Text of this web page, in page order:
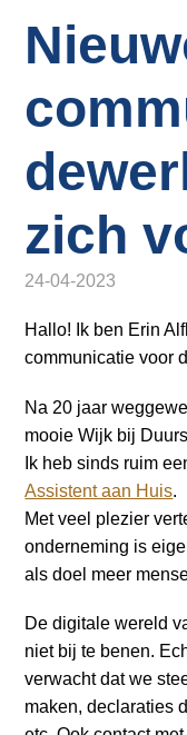
n
a
i
a
i
o
n
u
m
a
o
n
t
e
n
zich
24-04-2023
Hallo! Ik ben Erin
communicatie voor
Na 20 jaar
mooie Wijk bij
Ik heb sinds ruim
Assistent aan Huis.
Met veel plezier
onderneming is
als doel meer
De digitale wereld
niet bij te benen.
verwacht dat we
maken, declaraties